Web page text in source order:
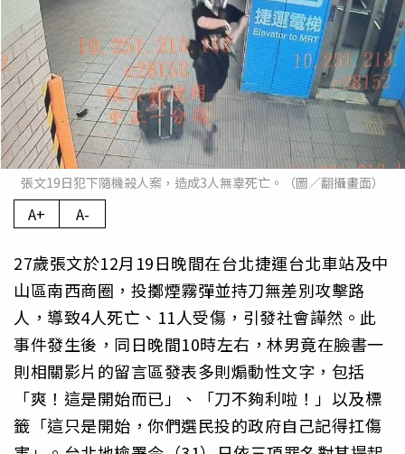
張文19日犯下隨機殺人案，造成3人無辜死亡。（圖／翻攝畫面）
A+ A-
27歲張文於12月19日晚間在台北捷運台北車站及中
山區南西商圈，投擲煙霧彈並持刀無差別攻擊路
人，導致4人死亡、11人受傷，引發社會譁然。此
事件發生後，同日晚間10時左右，林男竟在臉書一
則相關影片的留言區發表多則煽動性文字，包括
「爽！這是開始而已」、「刀不夠利啦！」以及標
籤「這只是開始，你們選民投的政府自己記得扛傷